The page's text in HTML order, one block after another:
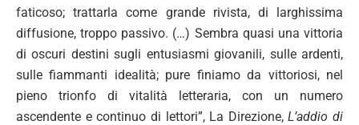
faticoso; trattarla come grande rivista, di larghissima
diffusione, troppo passivo. (…) Sembra quasi una vittoria
di oscuri destini sugli entusiasmi giovanili, sulle ardenti,
sulle fiammanti idealità; pure finiamo da vittoriosi, nel
pieno trionfo di vitalità letteraria, con un numero
ascendente e continuo di lettori”, La Direzione,L’addio di